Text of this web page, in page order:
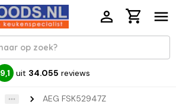
9,1 uit 34.055 reviews
AEG FSK52947Z